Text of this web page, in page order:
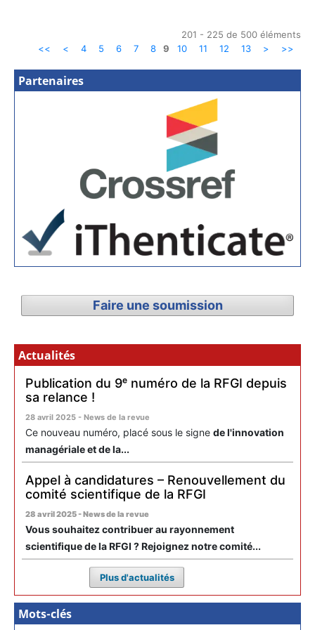
201 - 225 de 500 éléments
<<
< 4 5 6 7 8 9 10 11 12 13 > >>
Partenaires
Faire une soumission
Actualités
Publication du 9ᵉ numéro de la RFGI depuis
sa relance !
28 avril 2025 - News de la revue
Ce nouveau numéro, placé sous le signe de l'innovation
managériale et de la...
Appel à candidatures – Renouvellement du
comité scientifique de la RFGI
28 avril 2025 - News de la revue
Vous souhaitez contribuer au rayonnement
scientifique de la RFGI ? Rejoignez notre comité...
Plus d'actualités
Mots-clés